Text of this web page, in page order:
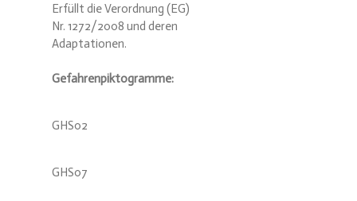
Erfüllt die Verordnung (EG)
Nr. 1272/2008 und deren
Adaptationen.
Gefahrenpiktogramme:
GHS02
GHS07